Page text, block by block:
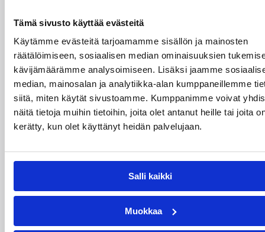
Tämä sivusto käyttää evästeitä
Käytämme evästeitä tarjoamamme sisällön ja mainosten
räätälöimiseen, sosiaalisen median ominaisuuksien
kävijämäärämme analysoimiseen. Lisäksi jaamme
median, mainosalan ja analytiikka-alan kumppaneillemme
siitä, miten käytät sivustoamme. Kumppanimme voivat
näitä tietoja muihin tietoihin, joita olet antanut heille tai joita
kerätty, kun olet käyttänyt heidän palvelujaan.
Salli kaikki
Muokkaa
Alueet 01.08.2026 16:31
Mikko Salminen BC Nokian
toiminnanjohtajaksi
BC Nokian toiminnanjohtajana toimii kauden